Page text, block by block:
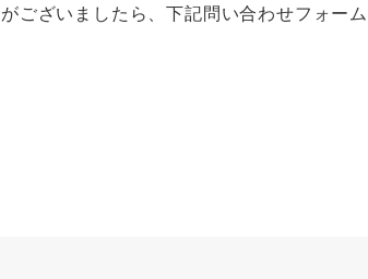
ございましたら、下記問い合わせフォーム